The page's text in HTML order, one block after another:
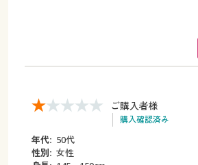
ご購入者様
購入確認済み
年代: 50代
性別: 女性